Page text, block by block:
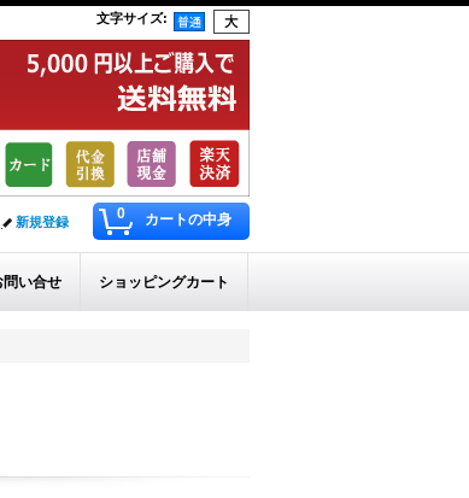
文字サイズ:
0 カートの中身
新規登録
問い合せ ショッピングカート